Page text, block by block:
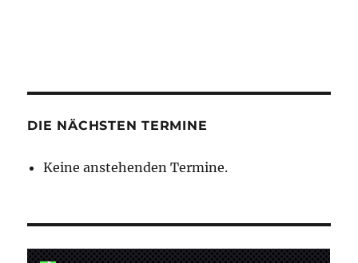
DIE NÄCHSTEN TERMINE
Keine anstehenden Termine.